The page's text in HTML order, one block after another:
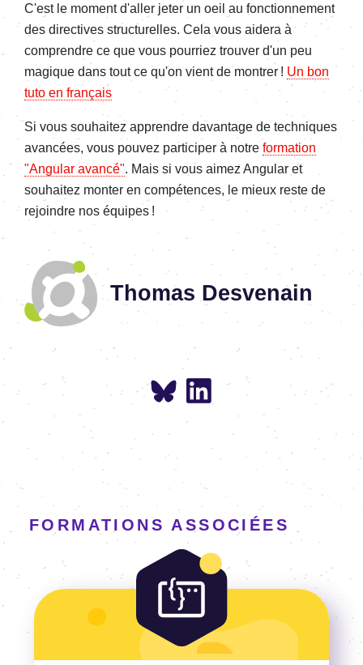
C'est le moment d'aller jeter un oeil au fonctionnement
des directives structurelles. Cela vous aidera à
comprendre ce que vous pourriez trouver d'un peu
magique dans tout ce qu'on vient de montrer ! Un bon
tuto en français
Si vous souhaitez apprendre davantage de techniques
avancées, vous pouvez participer à notre formation
"Angular avancé". Mais si vous aimez Angular et
souhaitez monter en compétences, le mieux reste de
rejoindre nos équipes !
Thomas Desvenain
FORMATIONS ASSOCIÉES